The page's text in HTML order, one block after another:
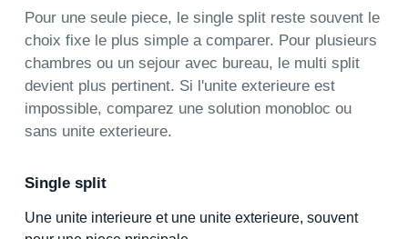
Pour une seule piece, le single split reste souvent le
choix fixe le plus simple a comparer. Pour plusieurs
chambres ou un sejour avec bureau, le multi split
devient plus pertinent. Si l'unite exterieure est
impossible, comparez une solution monobloc ou
sans unite exterieure.
Single split
Une unite interieure et une unite exterieure, souvent